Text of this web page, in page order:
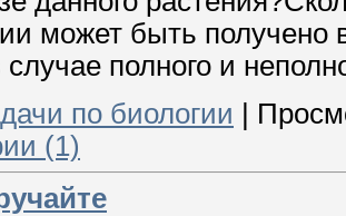
может быть получено
случае полного и
по биологии |
(1)